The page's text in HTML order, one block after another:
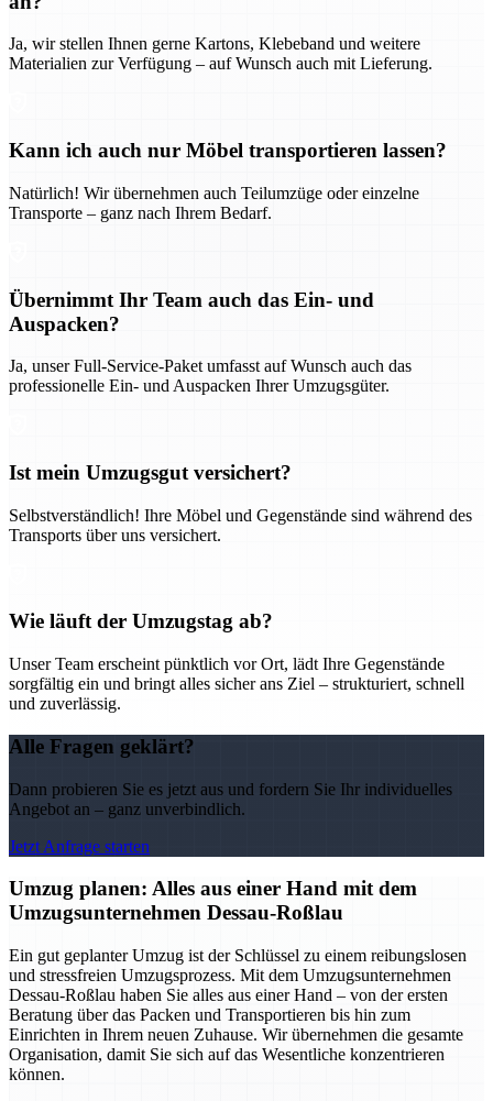
Ja, wir stellen Ihnen gerne Kartons, Klebeband und weitere
Materialien zur Verfügung – auf Wunsch auch mit Lieferung.
Kann ich auch nur Möbel transportieren lassen?
Natürlich! Wir übernehmen auch Teilumzüge oder einzelne
Transporte – ganz nach Ihrem Bedarf.
Übernimmt Ihr Team auch das Ein- und
Auspacken?
Ja, unser Full-Service-Paket umfasst auf Wunsch auch das
professionelle Ein- und Auspacken Ihrer Umzugsgüter.
Ist mein Umzugsgut versichert?
Selbstverständlich! Ihre Möbel und Gegenstände sind während des
Transports über uns versichert.
Wie läuft der Umzugstag ab?
Unser Team erscheint pünktlich vor Ort, lädt Ihre Gegenstände
sorgfältig ein und bringt alles sicher ans Ziel – strukturiert, schnell
und zuverlässig.
Alle Fragen geklärt?
Dann probieren Sie es jetzt aus und fordern Sie Ihr individuelles
Angebot an – ganz unverbindlich.
Jetzt Anfrage starten
Umzug planen: Alles aus einer Hand mit dem
Umzugsunternehmen Dessau-Roßlau
Ein gut geplanter Umzug ist der Schlüssel zu einem reibungslosen
und stressfreien Umzugsprozess. Mit dem Umzugsunternehmen
Dessau-Roßlau haben Sie alles aus einer Hand – von der ersten
Beratung über das Packen und Transportieren bis hin zum
Einrichten in Ihrem neuen Zuhause. Wir übernehmen die gesamte
Organisation, damit Sie sich auf das Wesentliche konzentrieren
können.